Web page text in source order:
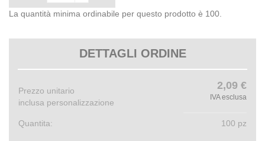
La quantità minima ordinabile per questo prodotto è 100.
DETTAGLI ORDINE
Prezzo unitario
inclusa personalizzazione
2,09 €
IVA esclusa
Quantita: 100 pz